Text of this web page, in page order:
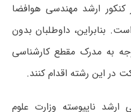
ارشد مهندسی هوافضا
بنابراین، داوطلبان بدون
به مدرک مقطع کارشناسی
در این رشته اقدام کنند.
ارشد ناپیوسته وزارت علوم